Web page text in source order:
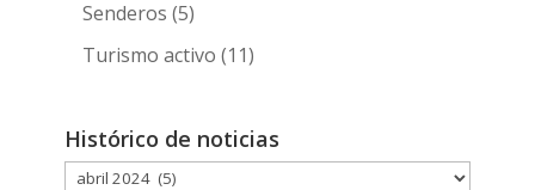
Senderos (5)
Turismo activo (11)
Histórico de noticias
Histórico